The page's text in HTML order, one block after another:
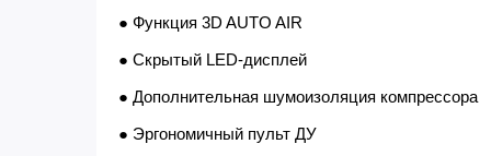
● Функция 3D AUTO AIR
● Скрытый LED-дисплей
● Дополнительная шумоизоляция компрессора
● Эргономичный пульт ДУ